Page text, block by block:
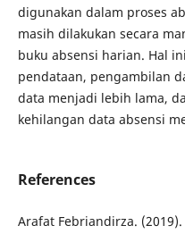
digunakan dalam proses
masih dilakukan secara
buku absensi harian. Hal
pendataan, pengambilan
data menjadi lebih lama,
kehilangan data absensi
References
Arafat Febriandirza.